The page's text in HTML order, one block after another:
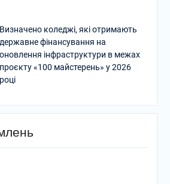
Визначено коледжі, які отримають
державне фінансування на
оновлення інфраструктури в межах
проєкту «100 майстерень» у 2026
році